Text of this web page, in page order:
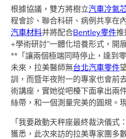
根據協議，雙方將樹立汽車冷氣
程會診、聯合科研、病例共享在
汽車材料并將配合Bentley零件推
+學術研討”一體化培養形式，開
**「讓兩個極端同時停止，達到
未來，拉美醫師無台北汽車零件
訓，而暨年夜附一的專家也會前
術講座，實她從吧檯下面拿出兩
絲帶，和一個測量完美的圓規。
「我要啟動天秤座最終裁決儀式
獲悉，此次來訪的拉美專家團多